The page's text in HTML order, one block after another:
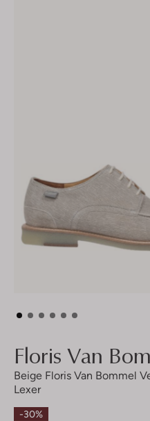
Floris Van
Beige Floris Van Bommel
Lexer
-30%